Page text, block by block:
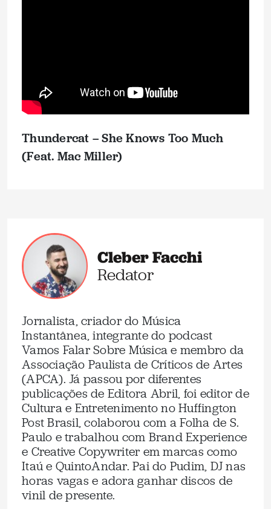
Thundercat – She Knows Too Much
(Feat. Mac Miller)
Cleber Facchi
Redator
Jornalista, criador do Música
Instantânea, integrante do podcast
Vamos Falar Sobre Música e membro da
Associação Paulista de Críticos de Artes
(APCA). Já passou por diferentes
publicações de Editora Abril, foi editor de
Cultura e Entretenimento no Huffington
Post Brasil, colaborou com a Folha de S.
Paulo e trabalhou com Brand Experience
e Creative Copywriter em marcas como
Itaú e QuintoAndar. Pai do Pudim, DJ nas
horas vagas e adora ganhar discos de
vinil de presente.